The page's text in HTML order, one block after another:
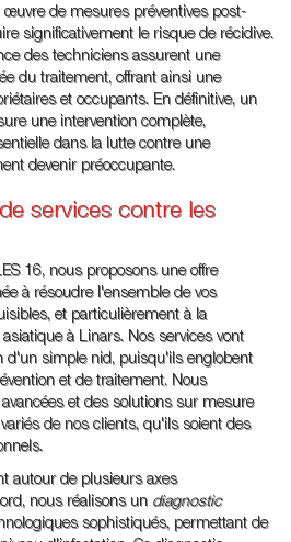
œuvre de mesures préventives post-
significativement le risque de récidive.
des techniciens assurent une
du traitement, offrant ainsi une
et occupants. En définitive, un
une intervention complète,
dans la lutte contre une
devenir préoccupante.
services contre les
16, nous proposons une offre
à résoudre l'ensemble de vos
et particulièrement à la
à Linars. Nos services vont
d'un simple nid, puisqu'ils englobent
et de traitement. Nous
et des solutions sur mesure
de nos clients, qu'ils soient des
autour de plusieurs axes
nous réalisons un diagnostic
sophistiqués, permettant de